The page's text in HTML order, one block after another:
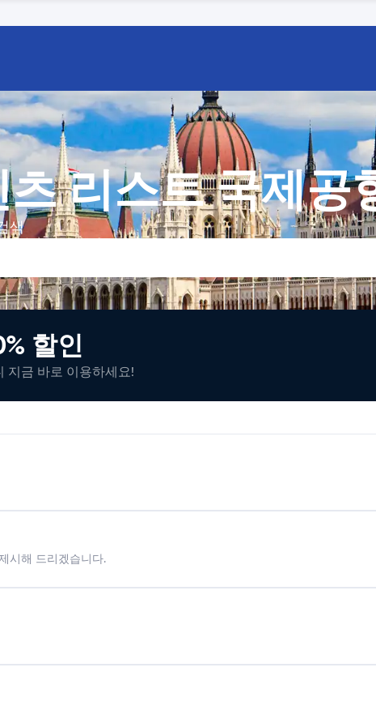
리스트 국제공
색
할인
지금 바로 이용하세요!
시해 드리겠습니다.